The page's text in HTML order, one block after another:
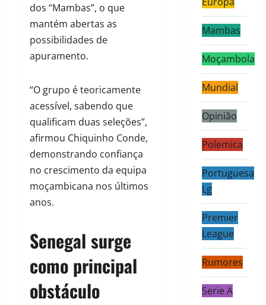
dos “Mambas”, o que
mantém abertas as
possibilidades de
apuramento.
“O grupo é teoricamente
acessível, sabendo que
qualificam duas seleções”,
afirmou Chiquinho Conde,
demonstrando confiança
no crescimento da equipa
moçambicana nos últimos
anos.
Senegal surge
como principal
obstáculo
Mambas
Moçambola
Mundial
Opinião
Polemica
Portuguesa
Lg
Premier
League
Rumores
Serie A